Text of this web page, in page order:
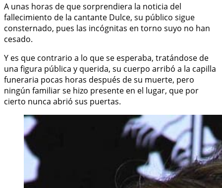
A unas horas de que sorprendiera la noticia del
fallecimiento de la cantante Dulce, su público sigue
consternado, pues las incógnitas en torno suyo no han
cesado.
Y es que contrario a lo que se esperaba, tratándose de
una figura pública y querida, su cuerpo arribó a la capilla
funeraria pocas horas después de su muerte, pero
ningún familiar se hizo presente en el lugar, que por
cierto nunca abrió sus puertas.